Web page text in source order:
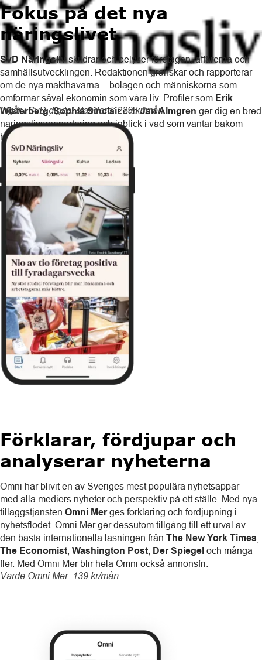
Fokus på det nya
näringslivet
SvD Näringslivskildrar och belyser företagen, affärerna och
samhällsutvecklingen. Redaktionen granskar och rapporterar
om de nya makthavarna – bolagen och människorna som
omformar såväl ekonomin som våra liv. Profiler som Erik
Wisterberg,Sophia SinclairochJan Almgren ger dig en bred
näringslivsrapportering och inblick i vad som väntar bakom
hörnet.
Ingår i SvD digital standard: 229 kr/mån
Förklarar, fördjupar och
analyserar nyheterna
Omni har blivit en av Sveriges mest populära nyhetsappar –
med alla mediers nyheter och perspektiv på ett ställe. Med nya
tilläggstjänsten Omni Merges förklaring och fördjupning i
nyhetsflödet. Omni Mer ger dessutom tillgång till ett urval av
den bästa internationella läsningen från The New York Times
The Economist Washington Post Der Spiegel och många
fler. Med Omni Mer blir hela Omni också annonsfri.
Värde Omni Mer: 139 kr/mån